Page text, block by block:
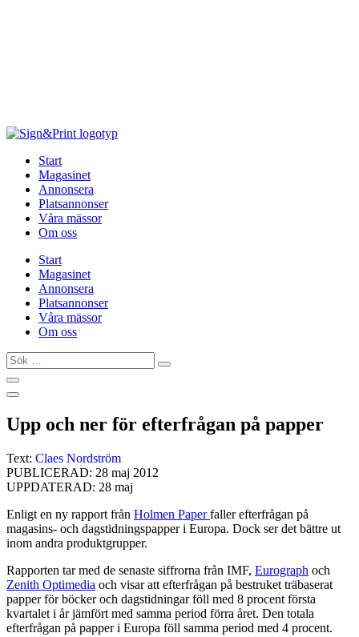
Start
Magasinet
Annonsera
Platsannonser
Våra mässor
Om oss
Start
Magasinet
Annonsera
Platsannonser
Våra mässor
Om oss
Sök
…
Upp och ner för efterfrågan på papper
Text: Claes Nordström
PUBLICERAD: 28 maj 2012
UPPDATERAD: 28 maj
Enligt en ny rapport från Holmen Paperfaller efterfrågan på
magasins- och dagstidningspapper i Europa. Dock ser det bättre ut
inom andra produktgrupper.
Rapporten tar med de senaste siffrorna från IMF, Eurograph och
Zenith Optimedia och visar att efterfrågan på bestruket träbaserat
papper för böcker och dagstidningar föll med 8 procent första
kvartalet i år jämfört med samma period förra året. Den totala
efterfrågan på papper i Europa föll samma period med 4 procent.